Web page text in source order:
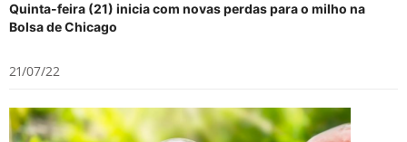
Quinta-feira (21) inicia com novas perdas para o milho na
Bolsa de Chicago
21/07/22